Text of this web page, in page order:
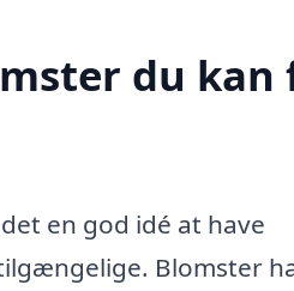
du kan
en god idé at have
Blomster